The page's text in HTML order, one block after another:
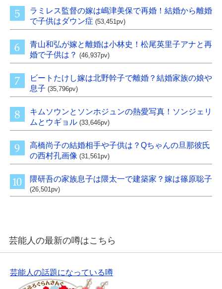
ラミレス監督の嫁は嶋津美保で再婚！結婚から離婚
で子供はダウン症 (53,451pv)
青山和弘が嫁と離婚は小林史！松尾英里子アナと再
婚で子供は？ (46,937pv)
ビートたけし嫁は北野幹子で離婚？結婚家族の娘や
息子 (35,796pv)
キムソウンとソンホジュンの熱愛写真！ソンジェリ
ムとウギョル (33,646pv)
高橋尚子の結婚相手や子供は？Qちゃんの旦那彼氏
の西村孔画像 (31,561pv)
隈研吾の家族息子は隈太一で建築家？嫁は篠原聡子
(26,501pv)
芸能人の最新の噂はこちら
芸能人の話題になっている噂